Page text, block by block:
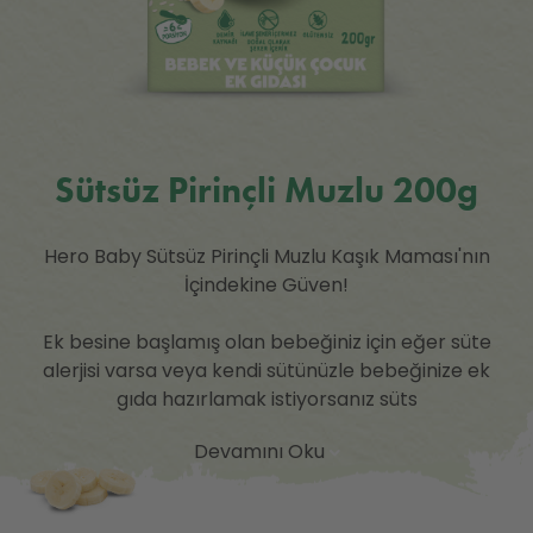
Sütsüz Pirinçli Muzlu 200g
Hero Baby Sütsüz Pirinçli Muzlu Kaşık Maması'nın
İçindekine Güven!
Ek besine başlamış olan bebeğiniz için eğer süte
alerjisi varsa veya kendi sütünüzle bebeğinize ek
gıda hazırlamak istiyorsanız süts
Devamını Oku